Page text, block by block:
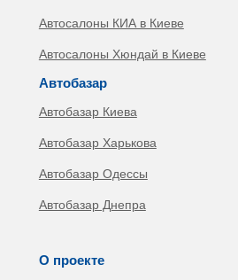
Автосалоны КИА в Киеве
Автосалоны Хюндай в Киеве
Автобазар
Автобазар Киева
Автобазар Харькова
Автобазар Одессы
Автобазар Днепра
О проекте